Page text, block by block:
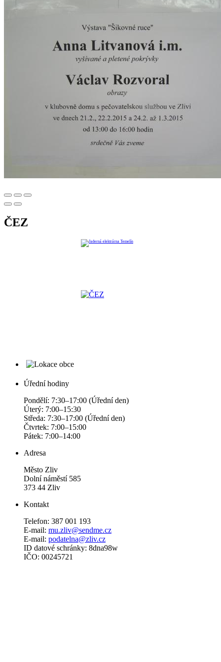
ČEZ
Úřední hodiny
Pondělí: 7:30–17:00 (Úřední den)
Úterý: 7:00–15:30
Středa: 7:30–17:00 (Úřední den)
Čtvrtek: 7:00–15:00
Pátek: 7:00–14:00
Adresa
Město Zliv
Dolní náměstí 585
373 44 Zliv
Kontakt
Telefon: 387 001 193
E-mail: mu.zliv@sendme.cz
E-mail: podatelna@zliv.cz
ID datové schránky: 8dna98w
IČO: 00245721